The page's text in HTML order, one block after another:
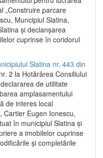
„Construire parcare
Muncipiul Slatina,
și declanșarea
cuprinse în coridorul
Slatina nr. 443 din
2 la Hotărârea Consiliului
de utilitate
amplasamentului
de interes local
Cartier Eugen Ionescu,
în municipiul Slatina şi
a imobilelor cuprinse
şi completările